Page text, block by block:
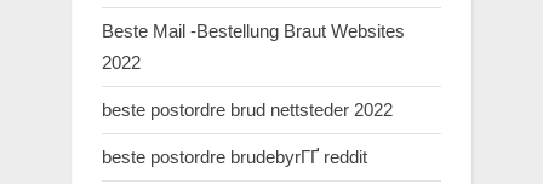
Beste Mail -Bestellung Braut Websites
2022
beste postordre brud nettsteder 2022
beste postordre brudebyrГҐ reddit